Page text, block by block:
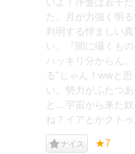
いよ！序盤は若干
た。月が力強く明
判明する悍ましい
い。『闇に囁くも
ハッキリ分からん
る"じゃん！wwと
い。勢力がふたつ
と…宇宙から来た奴
ね？イアとかクトゥ
ナイス ★7